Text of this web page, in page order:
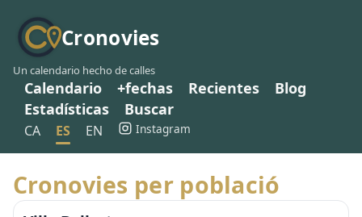
Cronovies
Un calendario hecho de calles
Calendario +fechas Recientes
Blog
Estadísticas
Buscar
CA ES EN Instagram
Cronovies per població